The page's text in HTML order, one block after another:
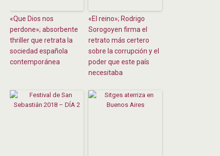
«Que Dios nos
perdone»; absorbente
thriller que retrata la
sociedad española
contemporánea
«El reino»; Rodrigo
Sorogoyen firma el
retrato más certero
sobre la corrupción y el
poder que este país
necesitaba